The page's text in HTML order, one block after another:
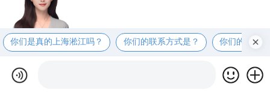
你们是真的上海淞江吗？ 你们的联系方式是？ 你们的工厂